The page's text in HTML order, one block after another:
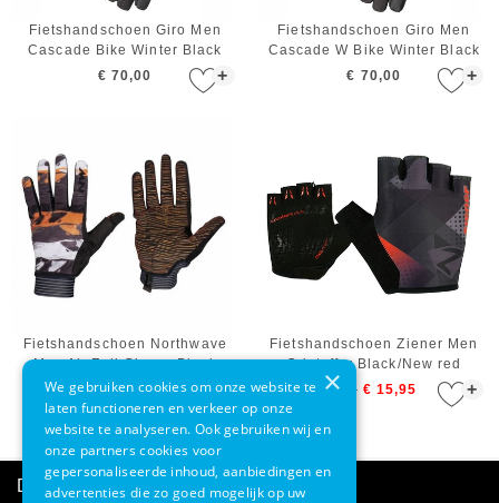
+
Fietshandschoen Giro Men
Cascade Bike Winter Black
€ 70,00
+
Fietshandschoen Giro Men
Cascade W Bike Winter Black
€ 70,00
+
Fietshandschoen Northwave
Men Air Full Gloves Black
Orange White
€ 30,00 +
Fietshandschoen Ziener Men
Cristoffer Black/New red
€ 19,99 € 15,95
Direct advies
×
We gebruiken cookies om onze website te
laten functioneren en verkeer op onze
website te analyseren. Ook gebruiken wij en
onze partners cookies voor
gepersonaliseerde inhoud, aanbiedingen en
advertenties die zo goed mogelijk op uw